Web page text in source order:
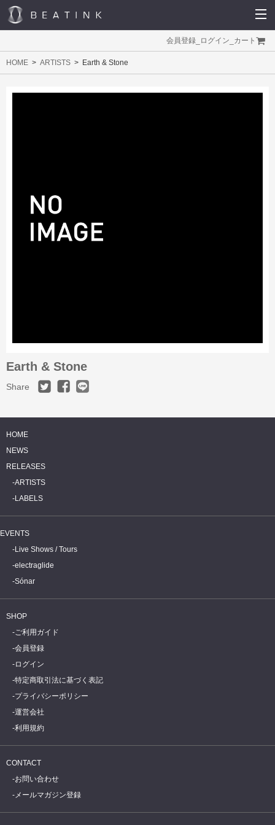
会員登録 ログイン カート
HOME ARTISTS Earth & Stone
Earth & Stone
Share
HOME
NEWS
RELEASES
ARTISTS
LABELS
EVENTS
Live Shows / Tours
electraglide
Sónar
SHOP
ご利用ガイド
会員登録
ログイン
特定商取引法に基づく表記
プライバシーポリシー
運営会社
利用規約
CONTACT
お問い合わせ
メールマガジン登録